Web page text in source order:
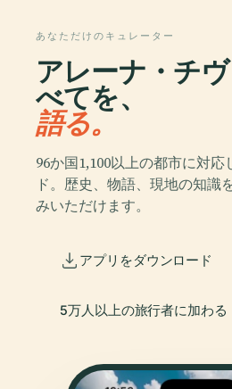
あなただけのキュレーター
アレーナ・チ
べてを、
語る。
96か国1,100以上の都市に対応
ド。歴史、物語、現地の知識
みいただけます。
アプリをダウンロード
5万人以上の旅行者に加わる